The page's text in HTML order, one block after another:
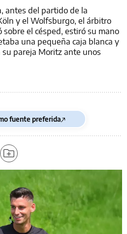
antes del partido de la
y el Wolfsburgo, el árbitro
sobre el césped, estiró su mano
una pequeña caja blanca y
pareja Moritz ante unos
fuente preferida